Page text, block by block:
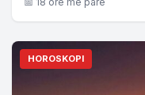
HOROSKOPI